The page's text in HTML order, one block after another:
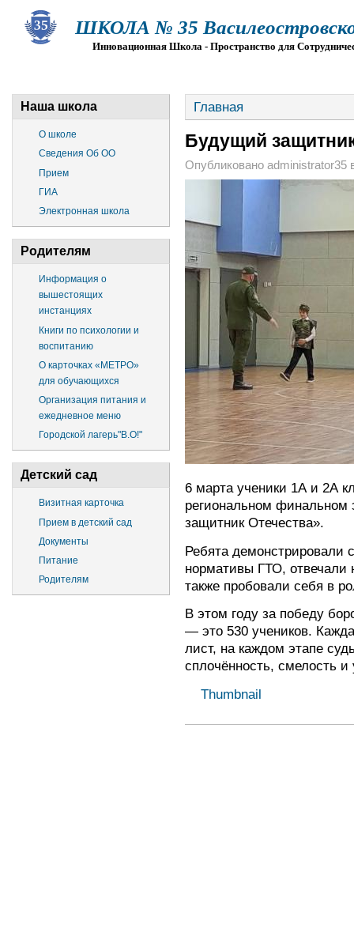
ШКОЛА № 35
Инновационная Школа - Пространство для
Наша школа
О школе
Сведения Об ОО
Прием
ГИА
Электронная школа
Родителям
Информация о
вышестоящих
инстанциях
Книги по психологии и
воспитанию
О карточках «МЕТРО»
для обучающихся
Организация питания и
ежедневное меню
Городской лагерь"В.О!"
Детский сад
Визитная карточка
Прием в детский сад
Документы
Питание
Родителям
Главная
Будущий
Опубликовано administrator35
6 марта ученики 1А и 2А
региональном финальном
защитник Отечества».
Ребята демонстрировали
нормативы ГТО, отвечали
также пробовали себя в
В этом году за победу
— это 530 учеников.
лист, на каждом этапе
сплочённость, смелость
Thumbnail